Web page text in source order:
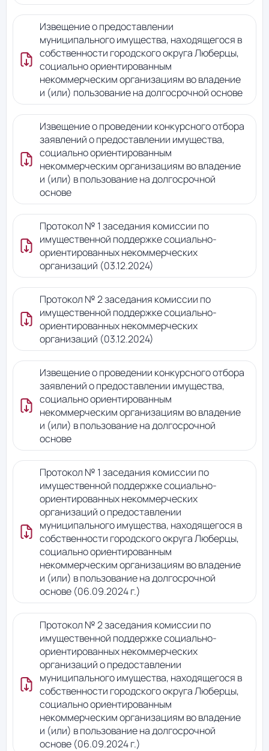
Извещение о предоставлении
муниципального имущества, находящегося в
собственности городского округа Люберцы,
социально ориентированным
некоммерческим организациям во владение
и (или) пользование на долгосрочной основе
Извещение о проведении конкурсного отбора
заявлений о предоставлении имущества,
социально ориентированным
некоммерческим организациям во владение
и (или) в пользование на долгосрочной
основе
Протокол № 1 заседания комиссии по
имущественной поддержке социально-
ориентированных некоммерческих
организаций (03.12.2024)
Протокол № 2 заседания комиссии по
имущественной поддержке социально-
ориентированных некоммерческих
организаций (03.12.2024)
Извещение о проведении конкурсного отбора
заявлений о предоставлении имущества,
социально ориентированным
некоммерческим организациям во владение
и (или) в пользование на долгосрочной
основе
Протокол № 1 заседания комиссии по
имущественной поддержке социально-
ориентированных некоммерческих
организаций о предоставлении
муниципального имущества, находящегося в
собственности городского округа Люберцы,
социально ориентированным
некоммерческим организациям во владение
и (или) в пользование на долгосрочной
основе (06.09.2024 г.)
Протокол № 2 заседания комиссии по
имущественной поддержке социально-
ориентированных некоммерческих
организаций о предоставлении
муниципального имущества, находящегося в
собственности городского округа Люберцы,
социально ориентированным
некоммерческим организациям во владение
и (или) в пользование на долгосрочной
основе (06.09.2024 г.)